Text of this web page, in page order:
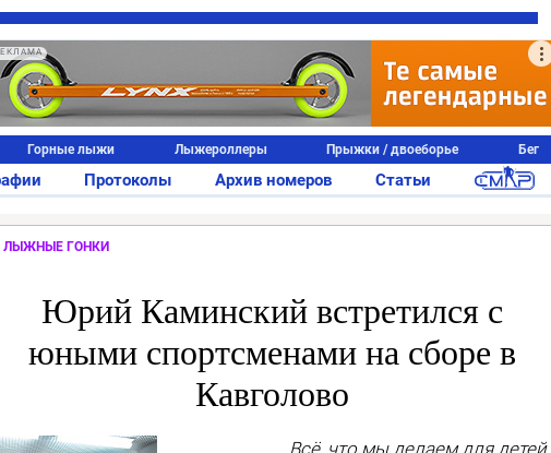
Горные лыжи Лыжероллеры Прыжки / двоеборье Бег
Протоколы Архив номеров Статьи
ЛЫЖНЫЕ ГОНКИ
Юрий Каминский встретился с
юными спортсменами на сборе в
Кавголово
Всё, что мы делаем для детей,